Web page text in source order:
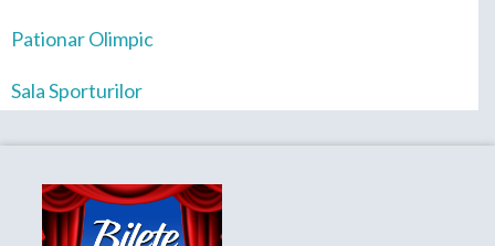
Pationar Olimpic
Sala Sporturilor